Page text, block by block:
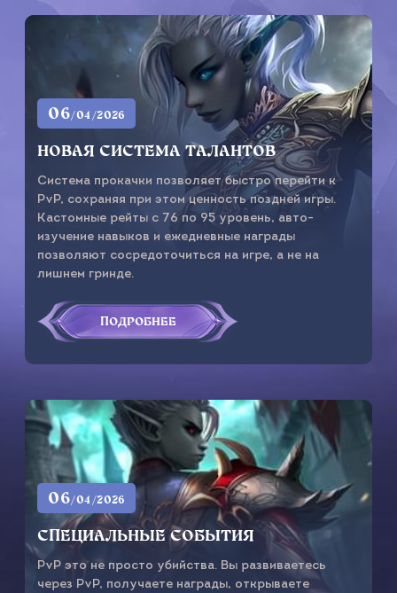
06/04/2026
НОВАЯ СИСТЕМА ТАЛАНТОВ
Система прокачки позволяет быстро перейти к
PvP, сохраняя при этом ценность поздней игры.
Кастомные рейты с 76 по 95 уровень, авто-
изучение навыков и ежедневные награды
позволяют сосредоточиться на игре, а не на
лишнем гринде.
ПОДРОБНЕЕ
06/04/2026
СПЕЦИАЛЬНЫЕ СОБЫТИЯ
PvP это не просто убийства. Вы развиваетесь
через PvP, получаете награды, открываете